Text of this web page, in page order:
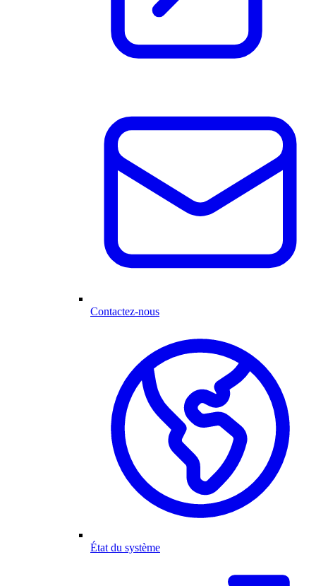
Contactez-nous
État du système